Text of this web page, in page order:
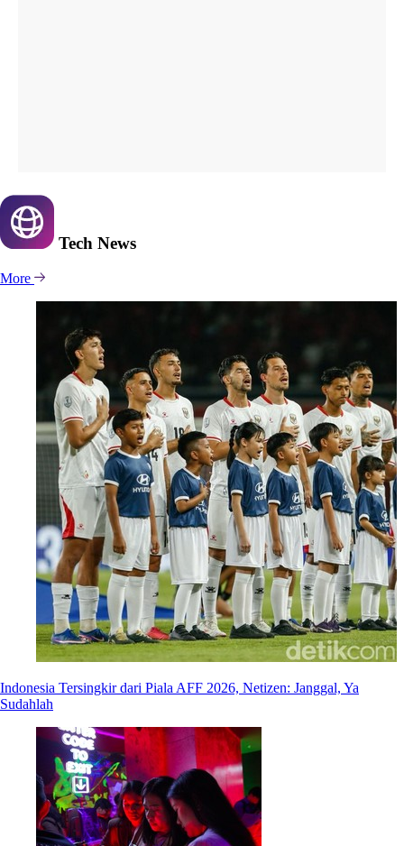
Tech News
More
Indonesia Tersingkir dari Piala AFF 2026, Netizen: Janggal, Ya
Sudahlah